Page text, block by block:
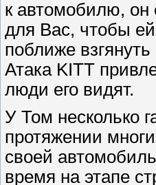
к автомобилю, он
для Вас, чтобы ей
поближе
Атака KITT
люди его видят.
У Том несколько
протяжении
своей
время на этапе